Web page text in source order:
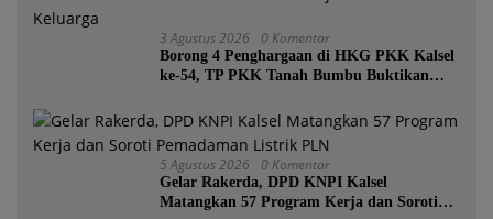
3 Agustus 2026 0 Komentar
Borong 4 Penghargaan di HKG PKK Kalsel
ke-54, TP PKK Tanah Bumbu Buktikan
5 Agustus 2026 0 Komentar
Gelar Rakerda, DPD KNPI Kalsel
Matangkan 57 Program Kerja dan Soroti